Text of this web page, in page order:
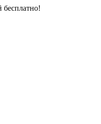
бесплатно!